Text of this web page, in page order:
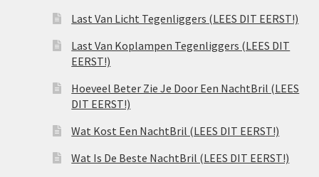
Last Van Licht Tegenliggers (LEES DIT EERST!)
Last Van Koplampen Tegenliggers (LEES DIT
EERST!)
Hoeveel Beter Zie Je Door Een NachtBril (LEES
DIT EERST!)
Wat Kost Een NachtBril (LEES DIT EERST!)
Wat Is De Beste NachtBril (LEES DIT EERST!)